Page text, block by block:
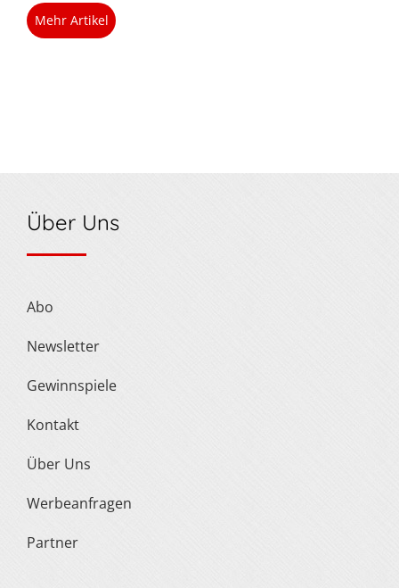
Mehr Artikel
Über Uns
Abo
Newsletter
Gewinnspiele
Kontakt
Über Uns
Werbeanfragen
Partner